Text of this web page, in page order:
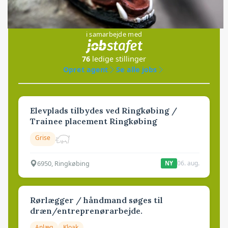
Jobs
i samarbejde med
76 ledige stillinger
Opret agent
Se alle jobs
Elevplads tilbydes ved Ringkøbing /
Trainee placement Ringkøbing
Grise
6950, Ringkøbing NY 06. aug.
Rørlægger / håndmand søges til
dræn/entreprenørarbejde.